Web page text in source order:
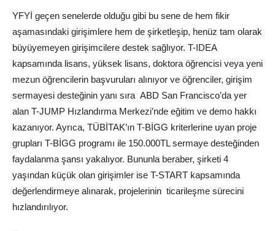
YFYİ geçen senelerde olduğu gibi bu sene de hem fikir
aşamasındaki girişimlere hem de şirketleşip, henüz tam olarak
büyüyemeyen girişimcilere destek sağlıyor. T-IDEA
kapsamında lisans, yüksek lisans, doktora öğrencisi veya yeni
mezun öğrencilerin başvuruları alınıyor ve öğrenciler, girişim
sermayesi desteğinin yanı sıra ABD San Francisco’da yer
alan T-JUMP Hızlandırma Merkezi’nde eğitim ve demo hakkı
kazanıyor. Ayrıca, TÜBİTAK’ın T-BİGG kriterlerine uyan proje
grupları T-BİGG programı ile 150.000TL sermaye desteğinden
faydalanma şansı yakalıyor. Bununla beraber, şirketi 4
yaşından küçük olan girişimler ise T-START kapsamında
değerlendirmeye alınarak, projelerinin ticarileşme sürecini
hızlandırılıyor.